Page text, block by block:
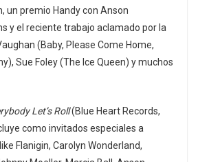
un premio Handy con Anson
y el reciente trabajo aclamado por la
(Baby, Please Come Home,
Sue Foley (The Ice Queen) y muchos
Let’s Roll(Blue Heart Records,
como invitados especiales a
Flanigin, Carolyn Wonderland,